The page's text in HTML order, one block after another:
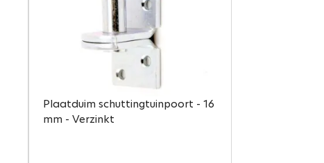
Plaatduim schuttingtuinpoort - 16
mm - Verzinkt